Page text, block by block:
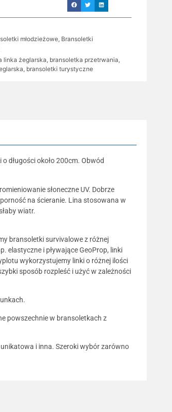
młodzieżowe, Bransoletki
linka żeglarska, bransoletka przetrwania,
, bransoletki turystyczne
długości około 200cm. Obwód
słoneczne UV. Dobrze
na ścieranie. Lina stosowana w
wiatr.
bransoletki survivalowe z różnej
elastyczne i pływające GeoProp, linki
wykorzystujemy linki o różnej ilości
sposób rozpleść i użyć w zależności
powszechnie w bransoletkach z
i inna. Szeroki wybór zarówno